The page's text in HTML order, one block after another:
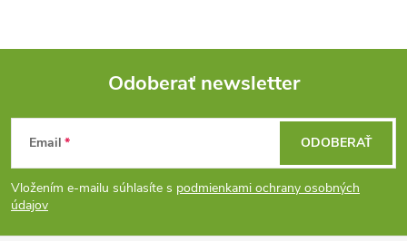
Z
á
p
Odoberať newsletter
Email
Vložením e-mailu súhlasíte s podmienkami ochrany osobných
údajov
ODOBERAŤ